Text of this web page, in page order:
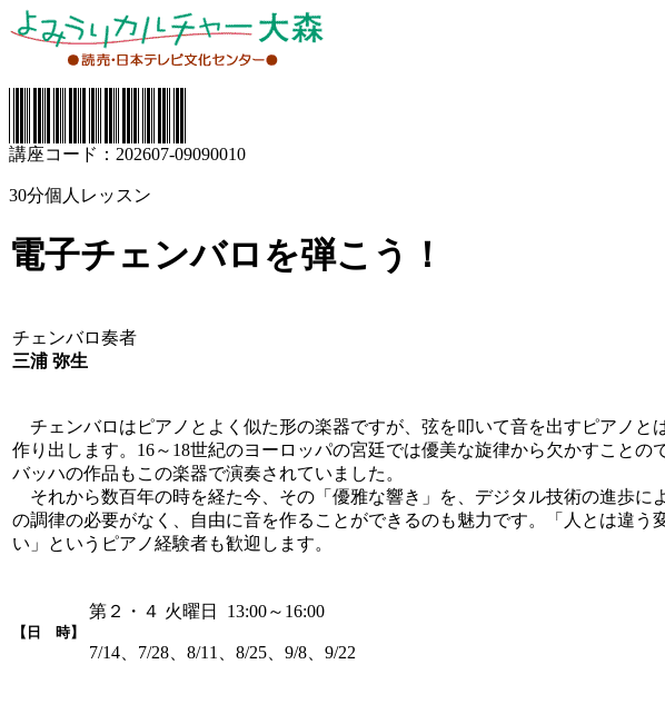
講座コード：202607-09090010
30分個人レッスン
電子チェンバロを弾こう！
チェンバロ奏者
三浦 弥生
チェンバロはピアノとよく似た形の楽器ですが、弦を叩いて音を出すピアノ
作り出します。16～18世紀のヨーロッパの宮廷では優美な旋律から欠かすこと
バッハの作品もこの楽器で演奏されていました。
それから数百年の時を経た今、その「優雅な響き」を、デジタル技術の進歩
の調律の必要がなく、自由に音を作ることができるのも魅力です。「人とは違
い」というピアノ経験者も歓迎します。
【日 時】
第２・４ 火曜日 13:00～16:00
7/14、7/28、8/11、8/25、9/8、9/22